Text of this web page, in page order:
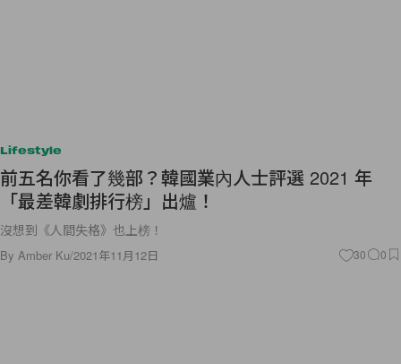
Lifestyle
前五名你看了幾部？韓國業內人士評選 2021 年
「最差韓劇排行榜」出爐！
沒想到《人間失格》也上榜！
By Amber Ku/2021年11月12日 30 0